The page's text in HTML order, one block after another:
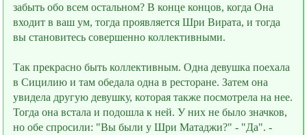
забыть обо всем остальном? В конце концов, когда Она
входит в ваш ум, тогда проявляется Шри Вирата, и тогда
вы становитесь совершенно коллективными.
Так прекрасно быть коллективным. Одна девушка поехала
в Сицилию и там обедала одна в ресторане. Затем она
увидела другую девушку, которая также посмотрела на неe.
Тогда она встала и подошла к ней. У них не было значков,
но обе спросили: "Вы были у Шри Матаджи?" - "Да". -